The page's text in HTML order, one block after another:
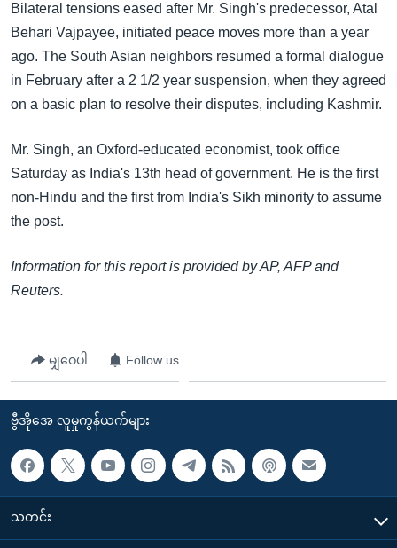
Bilateral tensions eased after Mr. Singh's predecessor, Atal
Behari Vajpayee, initiated peace moves more than a year
ago. The South Asian neighbors resumed a formal dialogue
in February after a 2 1/2 year suspension, when they agreed
on a basic plan to resolve their disputes, including Kashmir.
Mr. Singh, an Oxford-educated economist, took office
Saturday as India's 13th head of government. He is the first
non-Hindu and the first from India's Sikh minority to assume
the post.
Information for this report is provided by AP, AFP and
Reuters.
မျှဝေပါ Follow us
ဗွီအိုအေ လူမှုကွန်ယက်များ
သတင်း